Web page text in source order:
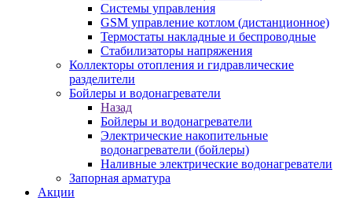
Системы управления
GSM управление котлом (дистанционное)
Термостаты накладные и беспроводные
Стабилизаторы напряжения
Коллекторы отопления и гидравлические
разделители
Бойлеры и водонагреватели
Назад
Бойлеры и водонагреватели
Электрические накопительные
водонагреватели (бойлеры)
Наливные электрические водонагреватели
Запорная арматура
Акции